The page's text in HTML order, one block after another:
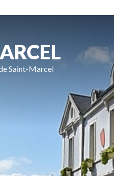
Saint-Marcel